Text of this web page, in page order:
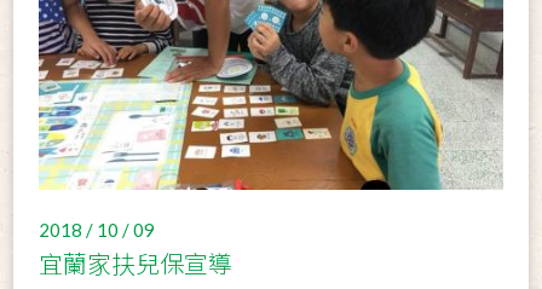
2018 / 10 / 09
宜蘭家扶兒保宣導